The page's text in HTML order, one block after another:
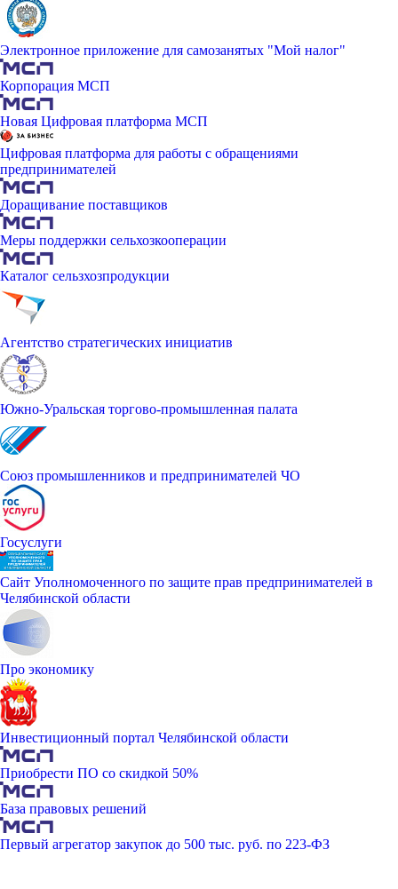
Электронное приложение для самозанятых "Мой налог"
Корпорация МСП
Новая Цифровая платформа МСП
Цифровая платформа для работы с обращениями
предпринимателей
Доращивание поставщиков
Меры поддержки сельхозкооперации
Каталог сельзхозпродукции
Агентство стратегических инициатив
Южно-Уральская торгово-промышленная палата
Союз промышленников и предпринимателей ЧО
Госуслуги
Сайт Уполномоченного по защите прав предпринимателей в
Челябинской области
Про экономику
Инвестиционный портал Челябинской области
Приобрести ПО со скидкой 50%
База правовых решений
Первый агрегатор закупок до 500 тыс. руб. по 223-ФЗ